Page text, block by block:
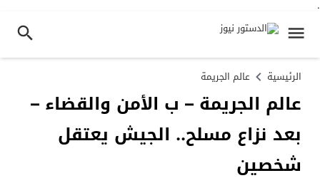
.
الرئيسية عالم الجريمة
عالم الجريمة – ب الأمن والقضاء –
بعد نزاع مسلح.. الجيش يعتقل
شخصين